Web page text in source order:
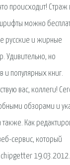
происходит! Страж
можно
русские и жирные
Удивительно, но
и популярных книг.
вас, коллеги!
обзорами и
Как
сервис, который
chipgetter 19.03.2012.